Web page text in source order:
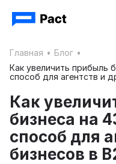
Главная • Блог •
Как увеличить прибыль
способ для агентств и
Как
бизнеса на
способ для
бизнесов в